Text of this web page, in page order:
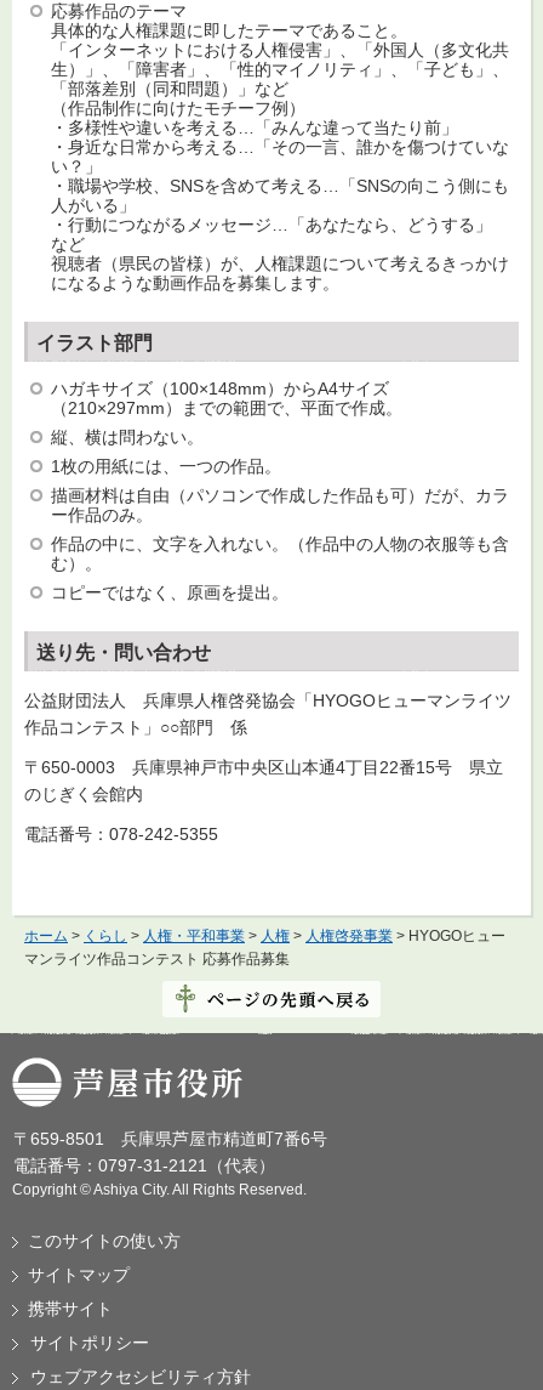
応募作品のテーマ
具体的な人権課題に即したテーマであること。
「インターネットにおける人権侵害」、「外国人（多文化共
生）」、「障害者」、「性的マイノリティ」、「子ども」、
「部落差別（同和問題）」など
（作品制作に向けたモチーフ例）
・多様性や違いを考える…「みんな違って当たり前」
・身近な日常から考える…「その一言、誰かを傷つけていな
い？」
・職場や学校、SNSを含めて考える…「SNSの向こう側にも
人がいる」
・行動につながるメッセージ…「あなたなら、どうする」
など
視聴者（県民の皆様）が、人権課題について考えるきっかけ
になるような動画作品を募集します。
イラスト部門
ハガキサイズ（100×148mm）からA4サイズ
（210×297mm）までの範囲で、平面で作成。
縦、横は問わない。
1枚の用紙には、一つの作品。
描画材料は自由（パソコンで作成した作品も可）だが、カラ
ー作品のみ。
作品の中に、文字を入れない。（作品中の人物の衣服等も含
む）。
コピーではなく、原画を提出。
送り先・問い合わせ
公益財団法人 兵庫県人権啓発協会「HYOGOヒューマンライツ
作品コンテスト」○○部門 係
〒650-0003 兵庫県神戸市中央区山本通4丁目22番15号 県立
のじぎく会館内
電話番号：078-242-5355
ホーム > くらし > 人権・平和事業 > 人権 > 人権啓発事業 > HYOGOヒュー
マンライツ作品コンテスト 応募作品募集
芦屋市役所
〒659-8501 兵庫県芦屋市精道町7番6号
電話番号：0797-31-2121（代表）
Copyright © Ashiya City. All Rights Reserved.
このサイトの使い方
サイトマップ
携帯サイト
サイトポリシー
ウェブアクセシビリティ方針